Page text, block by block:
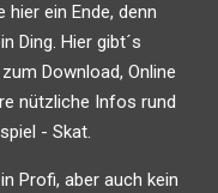
ein Ende, denn
Ding. Hier gibt´s
Download, Online
nützliche Infos rund
- Skat.
Profi, aber auch kein